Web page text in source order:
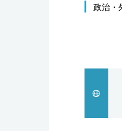
科学・技術
暮らし
政治・